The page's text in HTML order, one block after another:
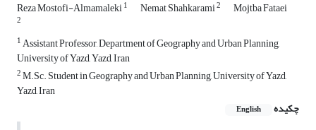
Reza Mostofi-Almamaleki1 Nemat Shahkarami2 Mojtba Fataei
2
1Assistant Professor, Department of Geography and Urban Planning,
University of Yazd, Yazd, Iran
2M.Sc. Student in Geography and Urban Planning, University of Yazd,
Yazd, Iran
چکیده
English